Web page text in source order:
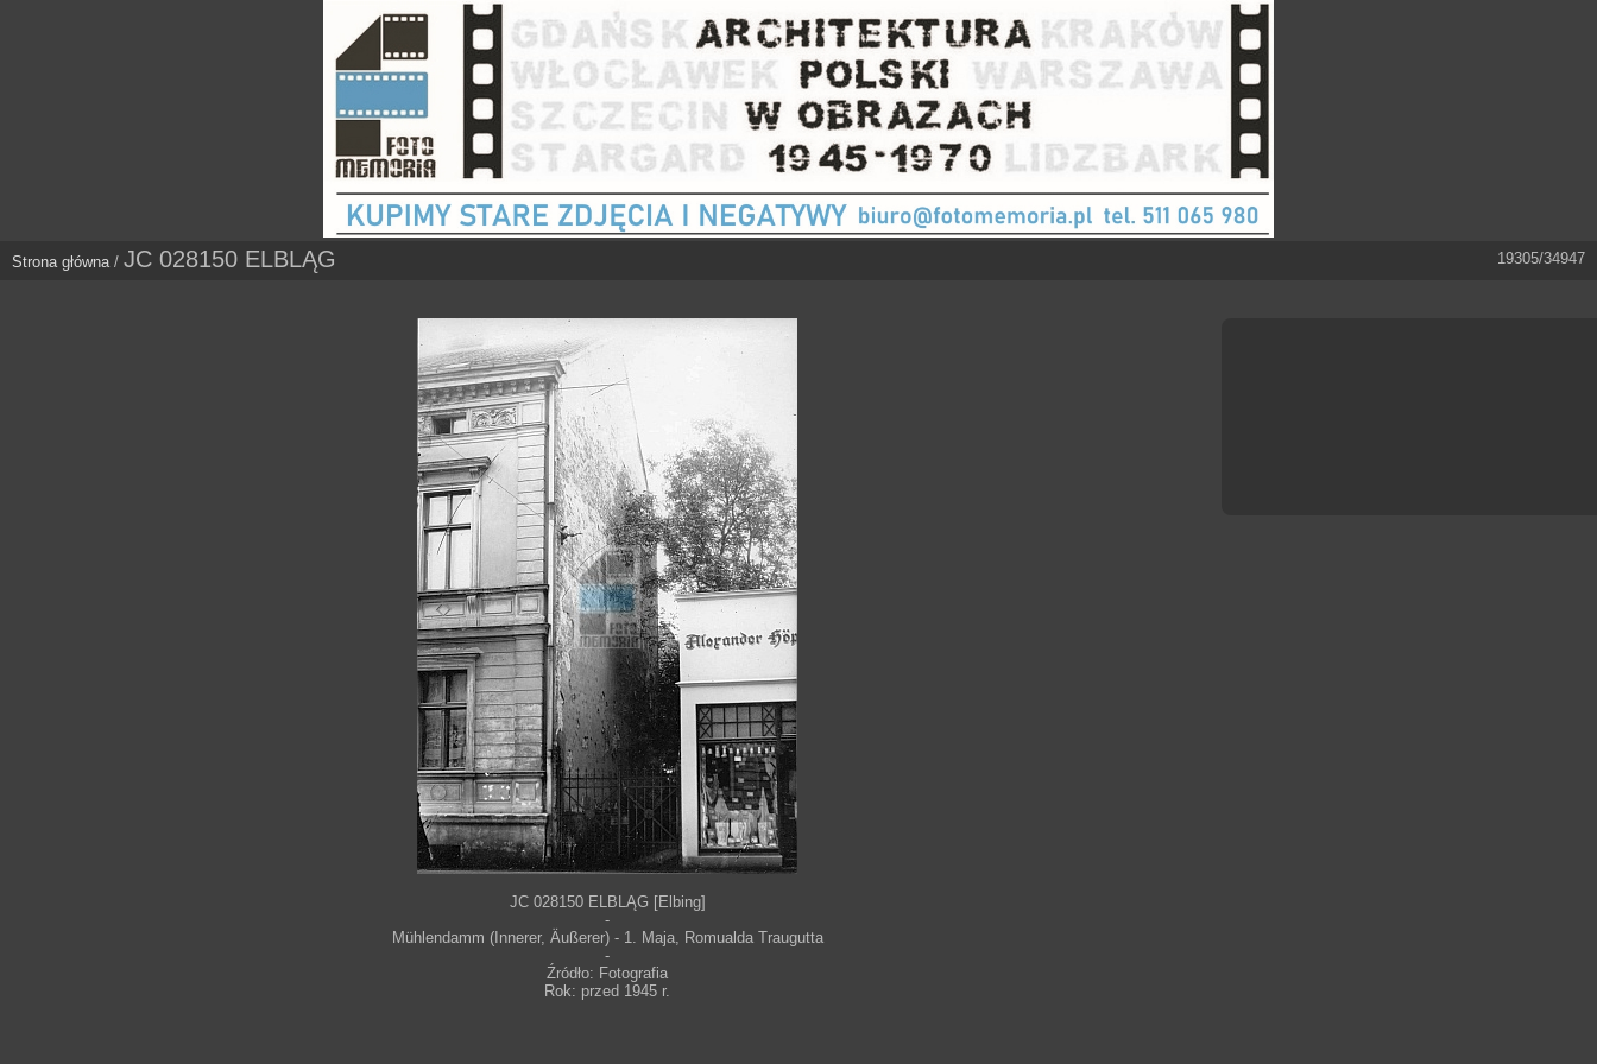
19305/34947
Strona główna/ JC 028150 ELBLĄG
JC 028150 ELBLĄG [Elbing]
-
Mühlendamm (Innerer, Äußerer) - 1. Maja, Romualda Traugutta
-
Źródło: Fotografia
Rok: przed 1945 r.